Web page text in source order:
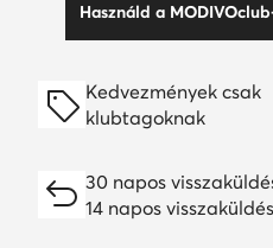
Használd a
Kedvezmények csak
klubtagoknak
30 napos
14 napos